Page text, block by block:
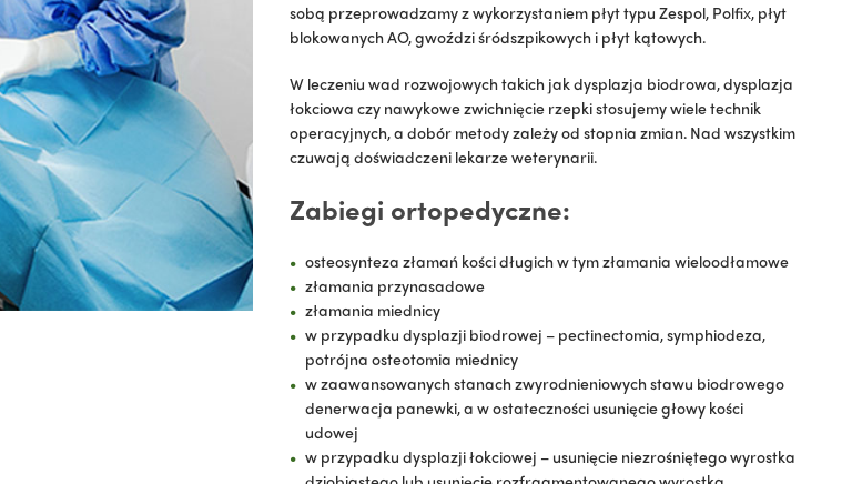
sobą przeprowadzamy z wykorzystaniem płyt typu Zespol, Polfix, płyt
blokowanych AO, gwoździ śródszpikowych i płyt kątowych.
W leczeniu wad rozwojowych takich jak dysplazja biodrowa, dysplazja
łokciowa czy nawykowe zwichnięcie rzepki stosujemy wiele technik
operacyjnych, a dobór metody zależy od stopnia zmian. Nad wszystkim
czuwają doświadczeni lekarze weterynarii.
Zabiegi ortopedyczne:
osteosynteza złamań kości długich w tym złamania wieloodłamowe
złamania przynasadowe
złamania miednicy
w przypadku dysplazji biodrowej – pectinectomia, symphiodeza,
potrójna osteotomia miednicy
w zaawansowanych stanach zwyrodnieniowych stawu biodrowego
denerwacja panewki, a w ostateczności usunięcie głowy kości
udowej
w przypadku dysplazji łokciowej – usunięcie niezrośniętego wyrostka